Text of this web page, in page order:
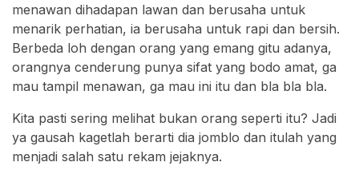
menawan dihadapan lawan dan berusaha untuk
menarik perhatian, ia berusaha untuk rapi dan bersih.
Berbeda loh dengan orang yang emang gitu adanya,
orangnya cenderung punya sifat yang bodo amat, ga
mau tampil menawan, ga mau ini itu dan bla bla bla.
Kita pasti sering melihat bukan orang seperti itu? Jadi
ya gausah kagetlah berarti dia jomblo dan itulah yang
menjadi salah satu rekam jejaknya.